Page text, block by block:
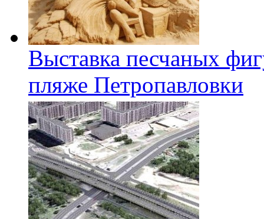
Выставка песчаных
пляже Петропавловки